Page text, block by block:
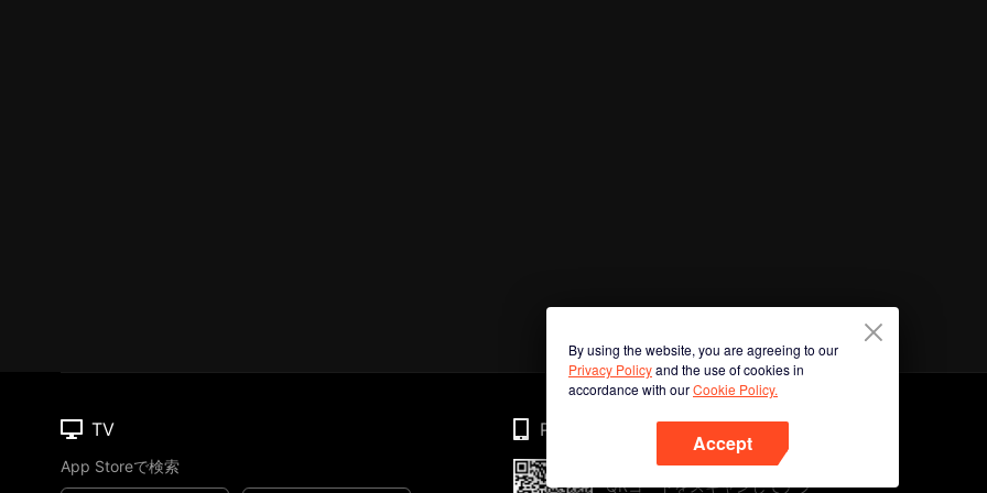
By using the website, you are agreeing to our
Privacy Policyand the use of cookies in
accordance with ourCookie Policy.
Accept
TV
App Storeで検索
Phone
QRコードをスキャンしてアプ